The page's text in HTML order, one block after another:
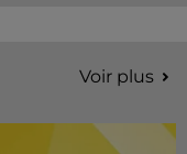
Voir plus